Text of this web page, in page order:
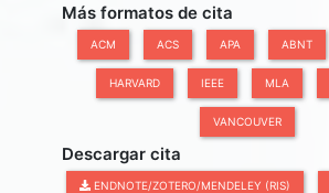
Más formatos de cita
ACM ACS APA ABNT
HARVARD IEEE MLA
VANCOUVER
Descargar cita
ENDNOTE/ZOTERO/MENDELEY (RIS)